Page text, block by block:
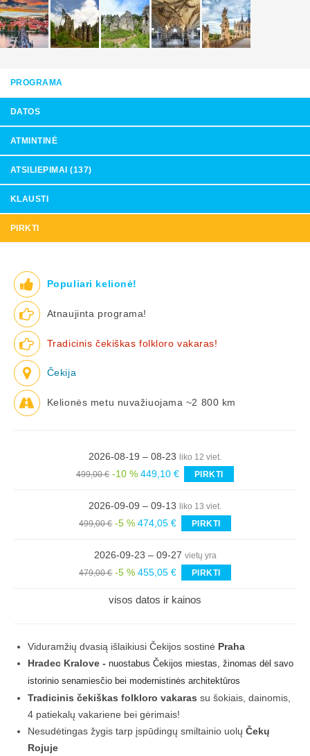
PROGRAMA
DATOS
ATMINTINĖ
ATSILIEPIMAI (137)
KLAUSTI
PIRKTI
Populiari kelionė!
Atnaujinta programa!
Tradicinis čekiškas folkloro vakaras!
Čekija
Kelionės metu nuvažiuojama ~2 800 km
2026-08-19 – 08-23 liko 12 viet.
499,00 € -10 % 449,10 € PIRKTI
2026-09-09 – 09-13 liko 13 viet.
499,00 € -5 % 474,05 € PIRKTI
2026-09-23 – 09-27 vietų yra
479,00 € -5 % 455,05 € PIRKTI
visos datos ir kainos
Viduramžių dvasią išlaikiusi Čekijos sostinė Praha
Hradec Kralove - nuostabus Čekijos miestas, žinomas dėl savo
istorinio senamiesčio bei modernistinės architektūros
Tradicinis čekiškas folkloro vakaras su šokiais, dainomis,
4 patiekalų vakariene bei gėrimais!
Nesudėtingas žygis tarp įspūdingų smiltainio uolų Čekų
Rojuje